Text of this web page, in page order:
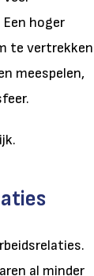
hoger
te vertrekken
meespelen,
al minder